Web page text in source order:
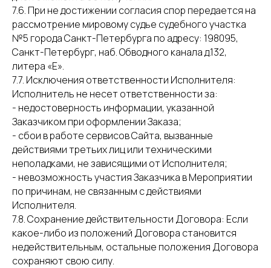
7.6. При не достижении согласия спор передается на
рассмотрение мировому судье судебного участка
№5 города Санкт-Петербурга по адресу: 198095,
Санкт-Петербург, наб. Обводного канала д.132,
литера «Е».
7.7. Исключения ответственности Исполнителя:
Исполнитель не несет ответственности за:
- недостоверность информации, указанной
Заказчиком при оформлении Заказа;
- сбои в работе сервисов Сайта, вызванные
действиями третьих лиц или техническими
неполадками, не зависящими от Исполнителя;
- невозможность участия Заказчика в Мероприятии
по причинам, не связанным с действиями
Исполнителя.
7.8. Сохранение действительности Договора: Если
какое-либо из положений Договора становится
недействительным, остальные положения Договора
сохраняют свою силу.